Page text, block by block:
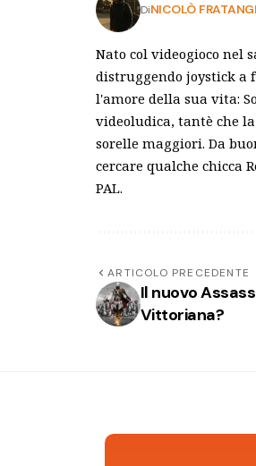
DiNICOLÒ
Nato col videogioco nel
distruggendo joystick a
l'amore della sua vita:
videoludica, tantè che
sorelle maggiori. Da
cercare qualche chicca
PAL.
ARTICOLO PRECEDENTE
Il nuovo
Vittoriana?